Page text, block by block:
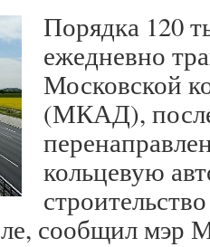
Порядка 120
ежедневно
Московской
(МКАД), после
кольцевую
сообщил мэр